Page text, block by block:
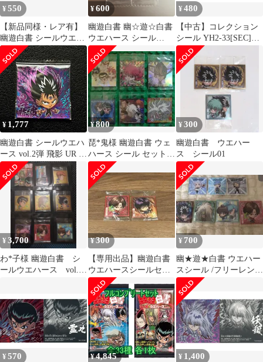
¥550
【新品同様・レア有】
幽遊白書 シールウエハ
ース 3点（蔵馬・樹・
刃霧要）
¥600
幽遊白書 幽‪☆遊‪☆白書
ウエハース シール
YH1-30 SEC
¥480
【中古】コレクション
シール YH2-33[SEC]：
飛影＆浦飯幽助＆桑原
和真＆蔵馬
¥1,777
幽遊白書 シールウエハ
ース vol.2弾 飛影 UR 4
人組 SEC 袋下折れ
¥800
琵*鬼様 幽遊白書 ウェ
ハース シール セット販
売
¥300
幽遊白書 ウエハー
ス シール01
¥3,700
わ*子様 幽遊白書 シ
ールウエハース vol.2
¥300
【専用出品】幽遊白書
ウエハースシールセッ
ト
¥ 700
幽★遊★白書 ウエハー
スシール /フリーレンマ
ンシール ☆まとめ売り
¥570 ¥4,845 ¥ 1,400